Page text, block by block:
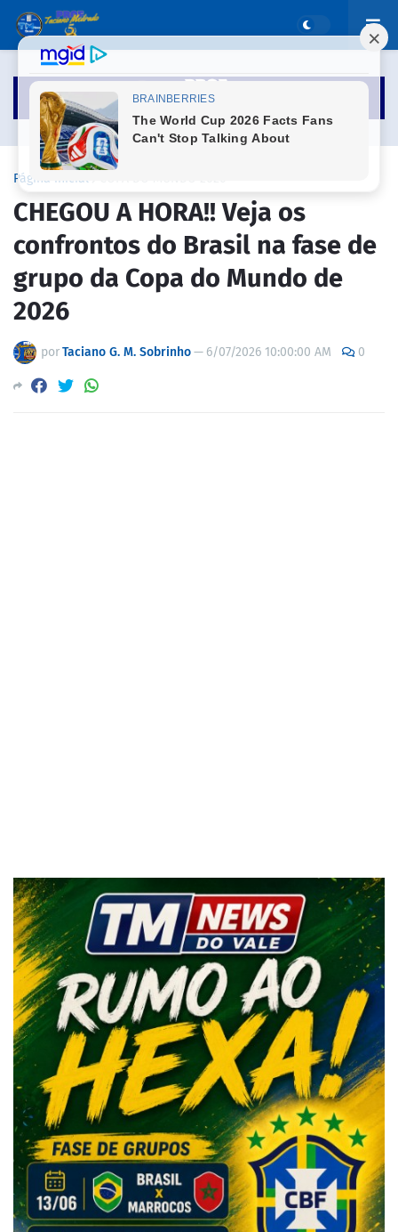
Página inicial
CHEGOU A HORA!! Veja os
confrontos do Brasil na fase de
grupo da Copa do Mundo de
2026
porTaciano G. M. Sobrinho— 6/07/2026 10:00:00 AM 0